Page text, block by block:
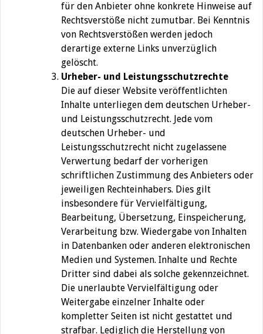
für den Anbieter ohne konkrete Hinweise auf
Rechtsverstöße nicht zumutbar. Bei Kenntnis
von Rechtsverstößen werden jedoch
derartige externe Links unverzüglich
gelöscht.
Urheber- und Leistungsschutzrechte
Die auf dieser Website veröffentlichten
Inhalte unterliegen dem deutschen Urheber-
und Leistungsschutzrecht. Jede vom
deutschen Urheber- und
Leistungsschutzrecht nicht zugelassene
Verwertung bedarf der vorherigen
schriftlichen Zustimmung des Anbieters oder
jeweiligen Rechteinhabers. Dies gilt
insbesondere für Vervielfältigung,
Bearbeitung, Übersetzung, Einspeicherung,
Verarbeitung bzw. Wiedergabe von Inhalten
in Datenbanken oder anderen elektronischen
Medien und Systemen. Inhalte und Rechte
Dritter sind dabei als solche gekennzeichnet.
Die unerlaubte Vervielfältigung oder
Weitergabe einzelner Inhalte oder
kompletter Seiten ist nicht gestattet und
strafbar. Lediglich die Herstellung von